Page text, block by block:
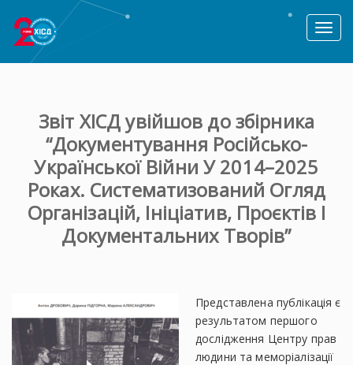
Toggle
Звіт ХІСД увійшов до збірника
“Документування Російсько-
Української Війни У 2014–2025
Роках. Систематизований Огляд
Організацій, Ініціатив, Проєктів І
Документальних Творів”
Представлена публікація є
результатом першого
дослідження Центру прав
людини та меморіалізації